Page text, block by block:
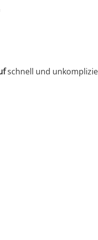
schnell und